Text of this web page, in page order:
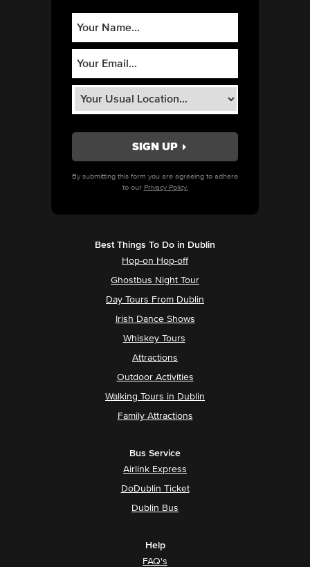
By submitting this form you are agreeing to adhere
to our Privacy Policy.
Best Things To Do in Dublin
Hop-on Hop-off
Ghostbus Night Tour
Day Tours From Dublin
Irish Dance Shows
Whiskey Tours
Attractions
Outdoor Activities
Walking Tours in Dublin
Family Attractions
Bus Service
Airlink Express
DoDublin Ticket
Dublin Bus
Help
FAQ's